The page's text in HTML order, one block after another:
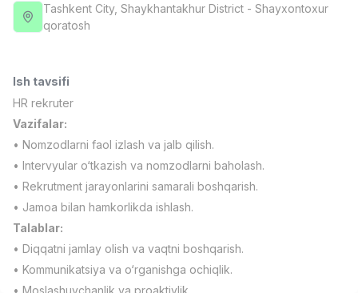
3,500,000 - 8,000,000 sum/
ASIAN
Farmatsevt
3,000,000 - 10,000,000 sum
NAVBAHOR APTEKA
Kelishiladi
NAFF
Full time job
Sotuv bo'yicha agent
Kelishiladi
Tashkent City, Shaykhantakhur District - Shayxontoxur
qoratosh
Ish tavsifi
HR rekruter
Vazifalar:
• Nomzodlarni faol izlash va jalb qilish.
• Intervyular o‘tkazish va nomzodlarni baholash.
• Rekrutment jarayonlarini samarali boshqarish.
• Jamoa bilan hamkorlikda ishlash.
Talablar:
• Diqqatni jamlay olish va vaqtni boshqarish.
• Kommunikatsiya va o‘rganishga ochiqlik.
Vakansiyalar Sohalar Korxonalar